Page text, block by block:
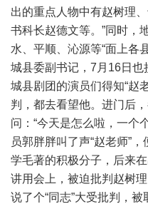
出的重点人物中有赵树理
书科长赵德文等。”同时，
水、平顺、沁源等“面上各
城县委副书记，7月16日
城县剧团的演员们得知“赵
判，都去看望他。进门后
问：“今天是怎么啦，一个
员郭胖胖叫了声“赵老师”
学毛著的积极分子，后来
讲用会上，被迫批判赵树
说了个“同志”大受批判，